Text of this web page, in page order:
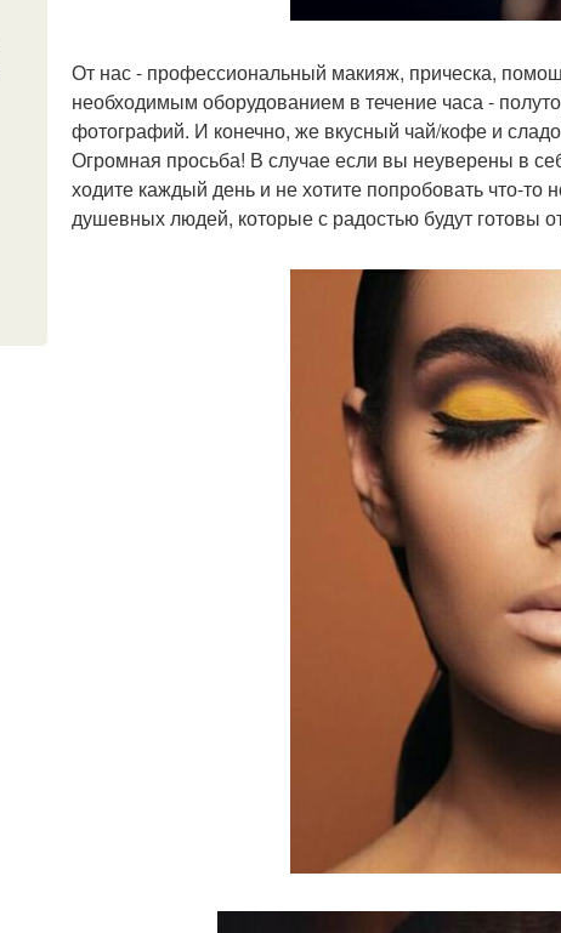
От нас - профессиональный макияж, прическа,
необходимым оборудованием в течение часа -
фотографий. И конечно, же вкусный чай/кофе и
Огромная просьба! В случае если вы неуверены в
ходите каждый день и не хотите попробовать что-
душевных людей, которые с радостью будут готовы